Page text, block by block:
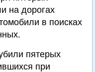
на дорогах
в поисках
пятерых
при